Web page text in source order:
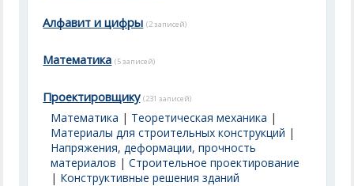
Алфавит и цифры (2 записей)
Математика (5 записей)
Проектировщику (231 записей)
Математика | Теоретическая механика |
Материалы для строительных конструкций |
Напряжения, деформации, прочность
материалов |Строительное проектирование
| Конструктивные решения зданий